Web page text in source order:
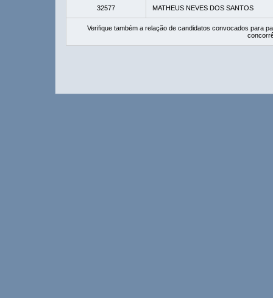
32577 MATHEUS NEVES DOS SANTOS
Verifique também a relação de candidatos convocados para